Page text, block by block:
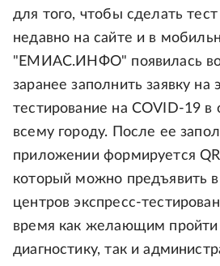
для того, чтобы сделать
недавно на сайте и в
"ЕМИАС.ИНФО" появилась
заранее заполнить заявку на
тестирование на COVID-19 в
всему городу. После ее
приложении формируется
который можно предъявить
центров экспресс-
время как желающим пройти
диагностику, так и